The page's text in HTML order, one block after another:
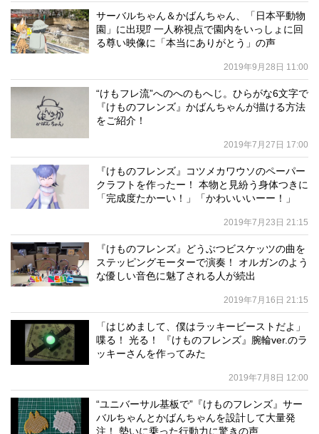
サーバルちゃん＆かばんちゃん、「日本平動物
園」に出現⁉ 一人称視点で園内をいっしょに回
る尊い映像に「本当にありがとう」の声
2019年9月28日 11:00
“けもフレ流”へのへのもへじ。ひらがな6文字で
『けものフレンズ』かばんちゃんが描ける方法
をご紹介！
2019年7月27日 17:00
『けものフレンズ』コツメカワウソのペーパー
クラフトを作ったー！ 本物と見紛う身体つきに
「完成度たかーい！」「かわいいいーー！」
2019年7月23日 21:15
『けものフレンズ』どうぶつビスケッツの曲を
ステッピングモーターで演奏！ オルガンのよう
な優しい音色に魅了される人が続出
2019年7月16日 21:15
「はじめまして、僕はラッキービーストだよ」
喋る！ 光る！ 『けものフレンズ』腕輪ver.のラ
ッキーさんを作ってみた
2019年7月8日 12:00
“ユニバーサル基板で”『けものフレンズ』サー
バルちゃんとかばんちゃんを設計して大量発
注！ 勢いに乗った行動力に驚きの声